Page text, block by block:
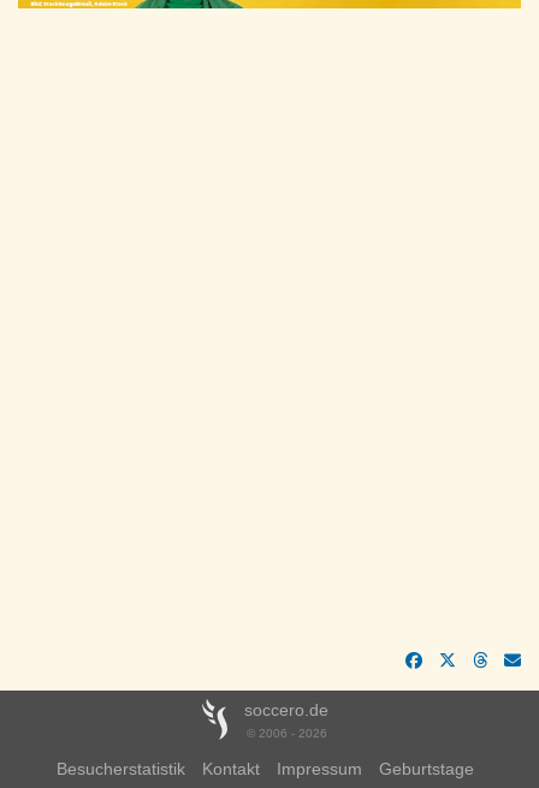
soccero.de
© 2006 - 2026
Besucherstatistik Kontakt Impressum
Geburtstage